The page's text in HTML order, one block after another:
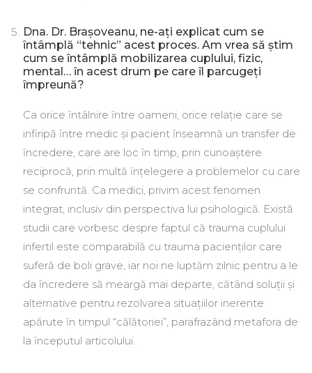
Dna. Dr. Brașoveanu, ne-aţi explicat cum se
ȋntâmplă “tehnic” acest proces. Am vrea să știm
cum se ȋntâmplă mobilizarea cuplului, fizic,
mental… ȋn acest drum pe care ȋl parcugeţi
ȋmpreună?
Ca orice ȋntâlnire ȋntre oameni, orice relaţie care se
infiripă ȋntre medic și pacient ȋnseamnă un transfer de
ȋncredere, care are loc ȋn timp, prin cunoaștere
reciprocă, prin multă ȋnţelegere a problemelor cu care
se confruntă. Ca medici, privim acest fenomen
integrat, inclusiv din perspectiva lui psihologică. Există
studii care vorbesc despre faptul că trauma cuplului
infertil este comparabilă cu trauma pacienţilor care
suferă de boli grave, iar noi ne luptăm zilnic pentru a le
da ȋncredere să meargă mai departe, cătând soluţii și
alternative pentru rezolvarea situaţiilor inerente
apărute ȋn timpul “călătoriei”, parafrazând metafora de
la ȋnceputul articolului.